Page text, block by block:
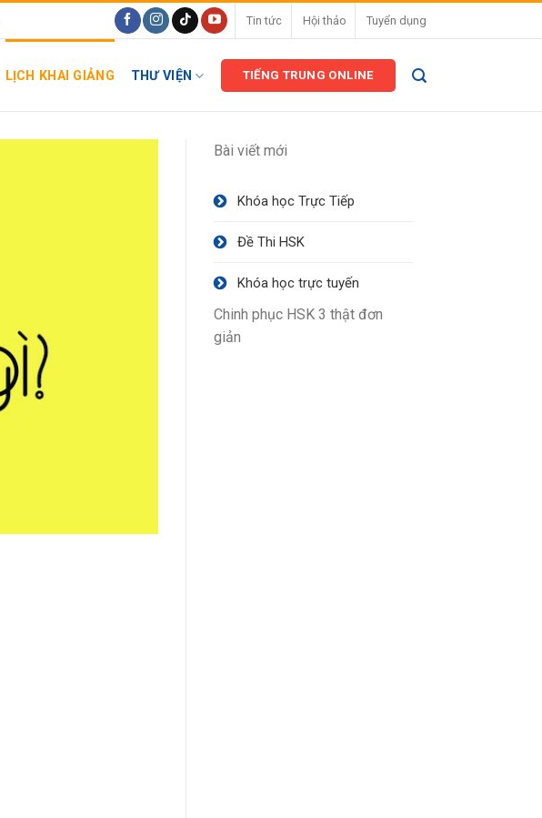
Tin tức Hội thảo Tuyển dụng
LỊCH KHAI GIẢNG THƯ VIỆN TIẾNG TRUNG ONLINE
Bài viết mới
Khóa học Trực Tiếp
Đề Thi HSK
Khóa học trực tuyến
Chinh phục HSK 3 thật đơn
giản